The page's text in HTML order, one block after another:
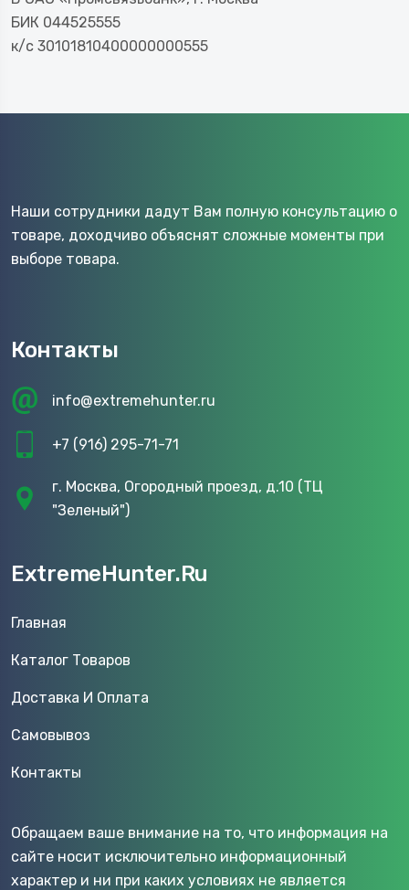
БИК 044525555
к/с 30101810400000000555
Наши сотрудники дадут Вам полную консультацию о
товаре, доходчиво объяснят сложные моменты при
выборе товара.
Контакты
info@extremehunter.ru
+7 (916) 295-71-71
г. Москва, Огородный проезд, д.10 (ТЦ
"Зеленый")
ExtremeHunter.Ru
Главная
Каталог Товаров
Доставка И Оплата
Самовывоз
Контакты
Обращаем ваше внимание на то, что информация на
сайте носит исключительно информационный
характер и ни при каких условиях не является